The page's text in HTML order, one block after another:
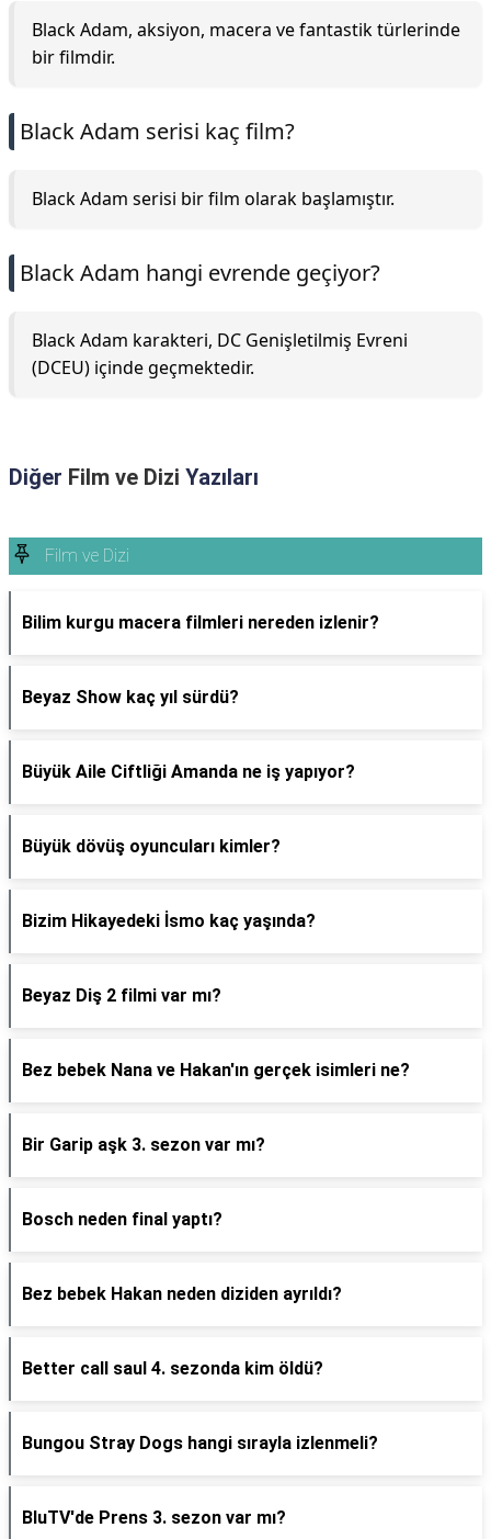
Black Adam, aksiyon, macera ve fantastik türlerinde
bir filmdir.
Black Adam serisi kaç film?
Black Adam serisi bir film olarak başlamıştır.
Black Adam hangi evrende geçiyor?
Black Adam karakteri, DC Genişletilmiş Evreni
(DCEU) içinde geçmektedir.
Diğer Film ve Dizi Yazıları
Film ve Dizi
Bilim kurgu macera filmleri nereden izlenir?
Beyaz Show kaç yıl sürdü?
Büyük Aile Ciftliği Amanda ne iş yapıyor?
Büyük dövüş oyuncuları kimler?
Bizim Hikayedeki İsmo kaç yaşında?
Beyaz Diş 2 filmi var mı?
Bez bebek Nana ve Hakan'ın gerçek isimleri ne?
Bir Garip aşk 3. sezon var mı?
Bosch neden final yaptı?
Bez bebek Hakan neden diziden ayrıldı?
Better call saul 4. sezonda kim öldü?
Bungou Stray Dogs hangi sırayla izlenmeli?
BluTV'de Prens 3. sezon var mı?